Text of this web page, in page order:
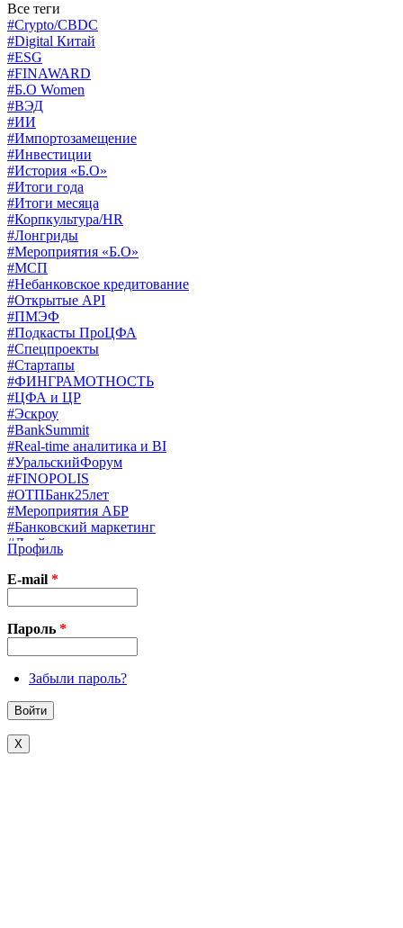
Все теги
#Crypto/CBDC
#Digital Китай
#ESG
#FINAWARD
#Б.О Women
#ВЭД
#ИИ
#Импортозамещение
#Инвестиции
#История «Б.О»
#Итоги года
#Итоги месяца
#Корпкультура/HR
#Лонгриды
#Мероприятия «Б.О»
#МСП
#Небанковское кредитование
#Открытые API
#ПМЭФ
#Подкасты ПроЦФА
#Спецпроекты
#Стартапы
#ФИНГРАМОТНОСТЬ
#ЦФА и ЦР
#Эскроу
#BankSummit
#Real-time аналитика и BI
#УральскийФорум
#FINOPOLIS
#ОТПБанк25лет
#Мероприятия АБР
#Банковский маркетинг
#Драйверы страхования
#Финконгресс ЦБ
#PB&WM
#UX/CX
#Экосистемы
X
Профиль
E-mail *
Пароль *
Забыли пароль?
X